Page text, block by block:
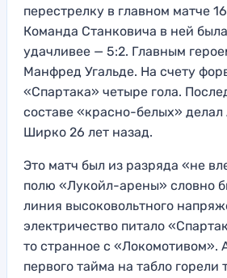
перестрелку в главном матче
Команда Станковича в ней
удачливее — 5:2. Главным
Манфред Угальде. На счету
«Спартака» четыре гола.
составе «красно-белых»
Ширко 26 лет назад.
Это матч был из разряда «не
полю «Лукойл-арены» словно
линия высоковольтного
электричество питало
то странное с «Локомотивом».
первого тайма на табло горели